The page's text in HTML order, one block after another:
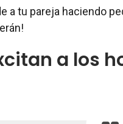
a tu pareja haciendo
a los